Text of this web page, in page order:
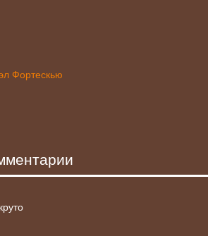
Фортескью